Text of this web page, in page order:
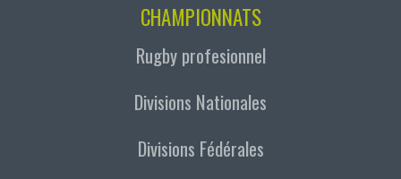
CHAMPIONNATS
Rugby profesionnel
Divisions Nationales
Divisions Fédérales